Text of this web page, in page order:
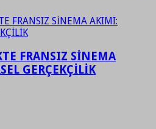
FRANSIZ SİNEMA
GERÇEKÇİLİK